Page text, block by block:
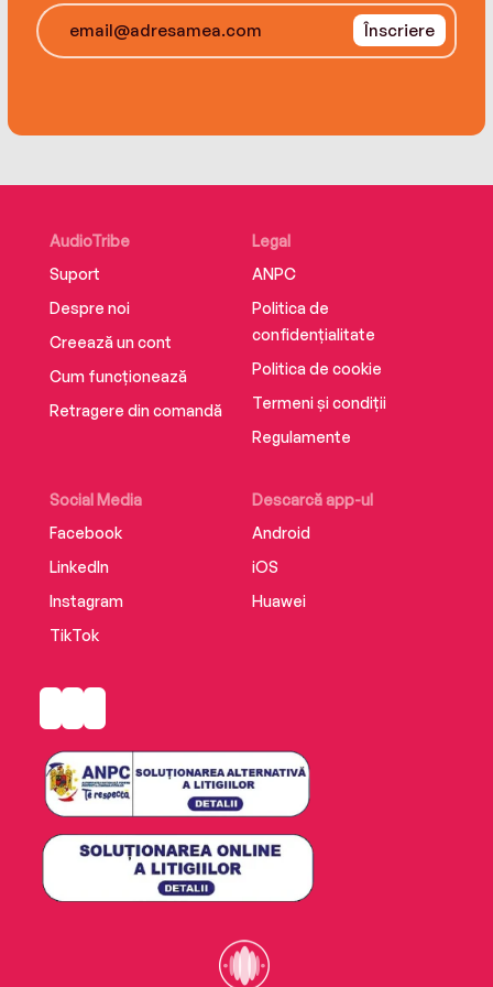
Înscriere
AudioTribe
Suport
Despre noi
Creează un cont
Cum funcționează
Retragere din comandă
Social Media
Facebook
LinkedIn
Instagram
TikTok
Descarcă app-ul
Android
iOS
Huawei
Legal
ANPC
Politica de
confidențialitate
Politica de cookie
Termeni și condiții
Regulamente